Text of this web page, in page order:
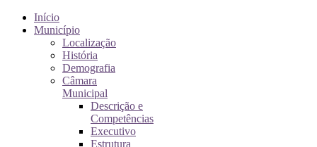
Início
Município
Localização
História
Demografia
Câmara
Municipal
Descrição e
Competências
Executivo
Estrutura